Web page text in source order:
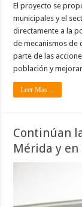
El proyecto se
municipales y el
directamente a la
de mecanismos de
parte de las
población y
Leer Mas ...
Continúan
Mérida y